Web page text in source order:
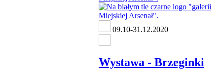
09.10-31.12.2020
Wystawa - Brzeginki